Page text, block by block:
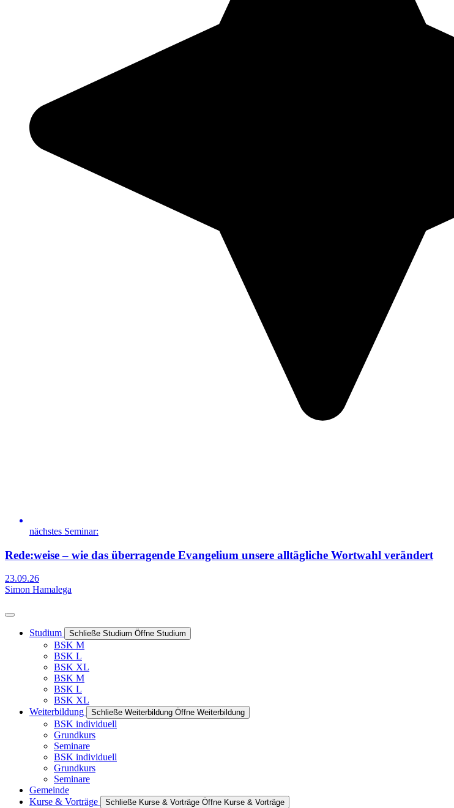
nächstes Seminar:
Rede:weise – wie das überragende Evangelium unsere alltägliche Wortwahl verändert
23.09.26
Simon Hamalega
Studium Schließe Studium Öffne Studium
BSK M
BSK L
BSK XL
BSK M
BSK L
BSK XL
Weiterbildung
Schließe Weiterbildung Öffne Weiterbildung
BSK individuell
Grundkurs
Seminare
BSK individuell
Grundkurs
Seminare
Gemeinde
Kurse & Vorträge
Schließe Kurse & Vorträge Öffne Kurse & Vorträge